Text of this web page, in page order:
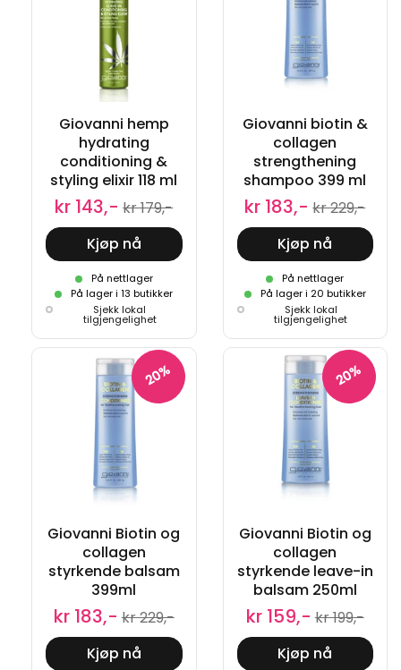
Giovanni hemp
hydrating
conditioning &
styling elixir 118 ml
kr 143,- kr 179,-
Kjøp nå
På nettlager
På lager i 13 butikker
Sjekk lokal
tilgjengelighet
Giovanni biotin &
collagen
strengthening
shampoo 399 ml
kr 183,- kr 229,-
Kjøp nå
På nettlager
På lager i 20 butikker
Sjekk lokal
tilgjengelighet
20%
Giovanni Biotin og
collagen
styrkende balsam
399ml
kr 183,- kr 229,-
Kjøp nå
20%
Giovanni Biotin og
collagen
styrkende leave-in
balsam 250ml
kr 159,- kr 199,-
Kjøp nå